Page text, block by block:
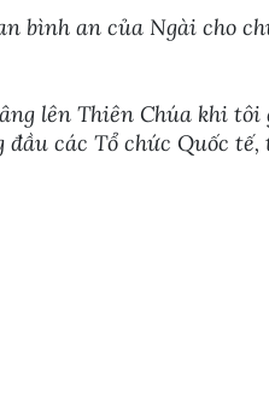
bình an của Ngài cho
lên Thiên Chúa khi
các Tổ chức Quốc